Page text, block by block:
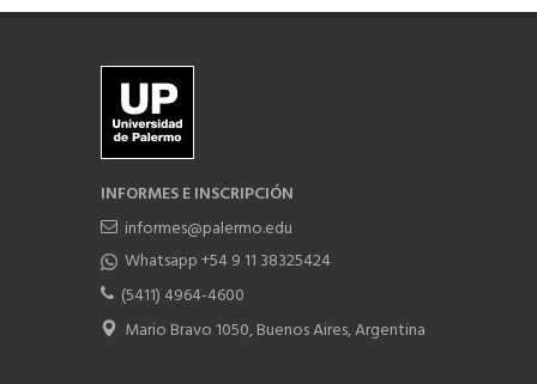
INFORMES E INSCRIPCIÓN
informes@palermo.edu
Whatsapp +54 9 11 38325424
(5411) 4964-4600
Mario Bravo 1050, Buenos Aires, Argentina